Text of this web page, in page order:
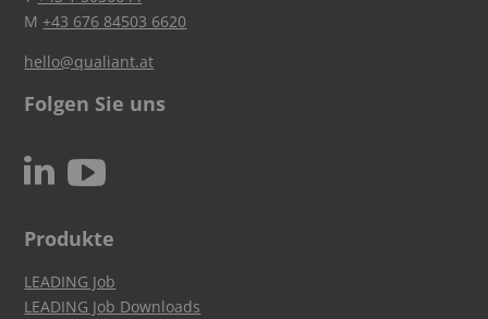
M+43 676 84503 6620
hello@qualiant.at
Folgen Sie uns
N c
Produkte
LEADING Job
LEADING Job Downloads